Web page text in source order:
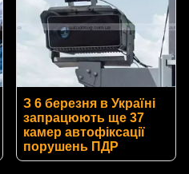
З 6 березня в Україні
запрацюють ще 37
камер автофіксації
порушень ПДР